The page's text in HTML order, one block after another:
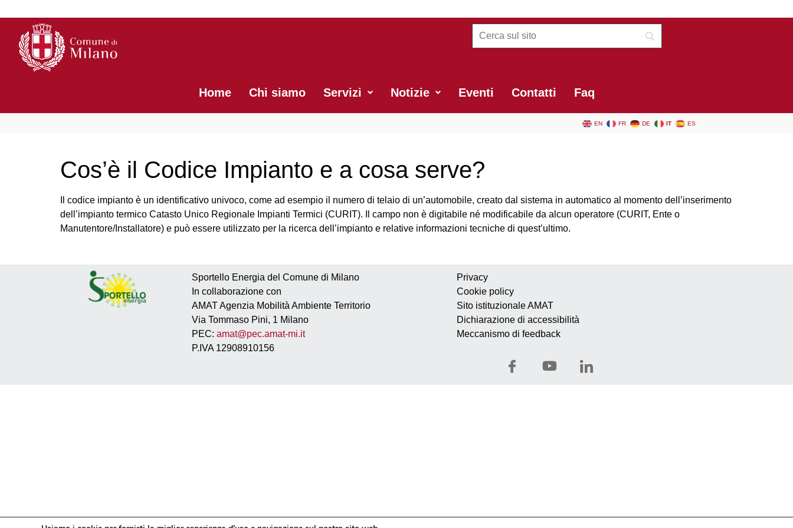
Home Chi siamo Servizi Notizie Eventi Contatti Faq
EN FR DE IT ES
Cos’è il Codice Impianto e a cosa serve?
Il codice impianto è un identificativo univoco, come ad esempio il numero di telaio di un’automobile, creato dal sistema in automatico al momento dell’inserimento
dell’impianto termico Catasto Unico Regionale Impianti Termici (CURIT). Il campo non è digitabile né modificabile da alcun operatore (CURIT, Ente o
Manutentore/Installatore) e può essere utilizzato per la ricerca dell’impianto e relative informazioni tecniche di quest’ultimo.
Sportello Energia del Comune di Milano
In collaborazione con
AMAT Agenzia Mobilità Ambiente Territorio
Via Tommaso Pini, 1 Milano
PEC: amat@pec.amat-mi.it
P.IVA 12908910156
Privacy
Cookie policy
Sito istituzionale AMAT
Dichiarazione di accessibilità
Meccanismo di feedback